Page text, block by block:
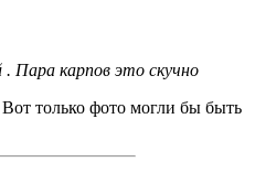
Пара карпов это скучно
только фото могли бы быть